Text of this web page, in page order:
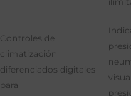
Controles de
climatización
diferenciados digitales
para